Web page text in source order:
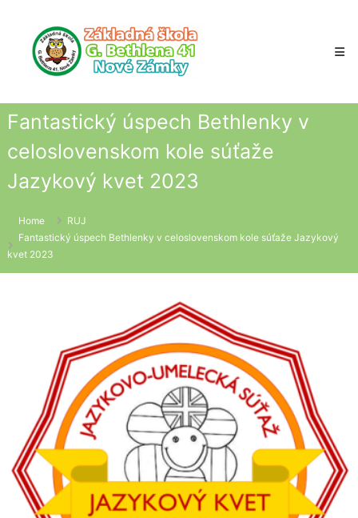
content
Fantastický úspech Bethlenky v
celoslovenskom kole súťaže
Jazykový kvet 2023
Home
RUJ
Fantastický úspech Bethlenky v celoslovenskom kole súťaže Jazykový
kvet 2023